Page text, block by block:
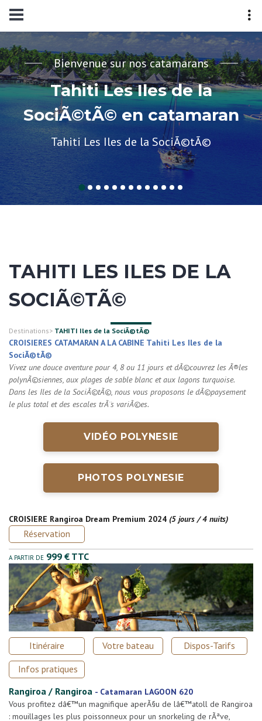
Bienvenue sur nos catamarans
Tahiti Les Iles de la
SociÃ©tÃ© en catamaran
Tahiti Les Iles de la SociÃ©tÃ©
TAHITI LES ILES DE LA
SOCIÃ©TÃ©
Destinations> TAHITI Iles de la SociÃ©tÃ©
CROISIERES CATAMARAN A LA CABINE Tahiti Les Iles de la
SociÃ©tÃ©
Vivez une douce aventure pour 4, 8 ou 11 jours et dÃ©couvrez les Ã®les
polynÃ©siennes, aux plages de sable blanc et aux lagons turquoise.
Dans les Iles de la SociÃ©tÃ©, nous vous proposons le dÃ©paysement
le plus total et des escales trÃ¨s variÃ©es.
VIDÉO POLYNESIE
PHOTOS POLYNESIE
CROISIERE Rangiroa Dream Premium 2024 (5 jours / 4 nuits)
Réservation
A PARTIR DE 999 € TTC
Itinéraire Votre bateau
Dispos-Tarifs
Infos pratiques
Rangiroa / Rangiroa - Catamaran LAGOON 620
Vous profitez dâ€™un magnifique aperÃ§u de lâ€™atoll de Rangiroa
: mouillages les plus poissonneux pour un snorkeling de rÃªve,